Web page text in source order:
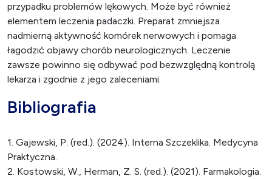
przypadku problemów lękowych. Może być również
elementem leczenia padaczki. Preparat zmniejsza
nadmierną aktywność komórek nerwowych i pomaga
łagodzić objawy chorób neurologicznych. Leczenie
zawsze powinno się odbywać pod bezwzględną kontrolą
lekarza i zgodnie z jego zaleceniami.
Bibliografia
1. Gajewski, P. (red.). (2024). Interna Szczeklika. Medycyna
Praktyczna.
2. Kostowski, W., Herman, Z. S. (red.). (2021). Farmakologia.